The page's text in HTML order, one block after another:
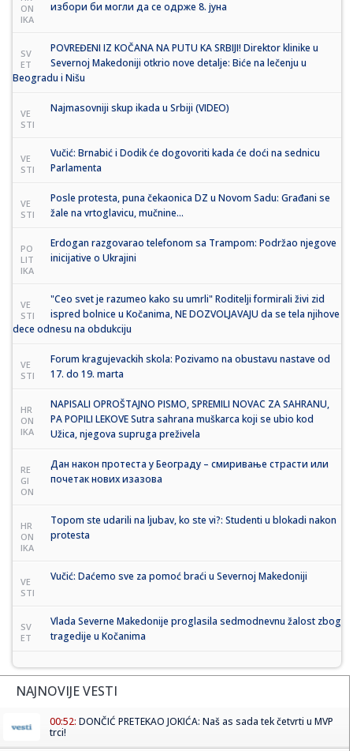
ON
IKA
избори би могли да се одрже 8. јуна
SV
ET
POVREĐENI IZ KOČANA NA PUTU KA SRBIJI! Direktor klinike u
Severnoj Makedoniji otkrio nove detalje: Biće na lečenju u
Beogradu i Nišu
VE
STI
Najmasovniji skup ikada u Srbiji (VIDEO)
VE
STI
Vučić: Brnabić i Dodik će dogovoriti kada će doći na sednicu
Parlamenta
VE
STI
Posle protesta, puna čekaonica DZ u Novom Sadu: Građani se
žale na vrtoglavicu, mučnine…
PO
LIT
IKA
Erdogan razgovarao telefonom sa Trampom: Podržao njegove
inicijative o Ukrajini
VE
STI
"Ceo svet je razumeo kako su umrli" Roditelji formirali živi zid
ispred bolnice u Kočanima, NE DOZVOLJAVAJU da se tela njihove
dece odnesu na obdukciju
VE
STI
Forum kragujevackih skola: Pozivamo na obustavu nastave od
17. do 19. marta
HR
ON
IKA
NAPISALI OPROŠTAJNO PISMO, SPREMILI NOVAC ZA SAHRANU,
PA POPILI LEKOVE Sutra sahrana muškarca koji se ubio kod
Užica, njegova supruga preživela
RE
GI
ON
Дан након протеста у Београду – смиривање страсти или
почетак нових изазова
HR
ON
IKA
Topom ste udarili na ljubav, ko ste vi?: Studenti u blokadi nakon
protesta
VE
STI
Vučić: Daćemo sve za pomoć braći u Severnoj Makedoniji
SV
ET
Vlada Severne Makedonije proglasila sedmodnevnu žalost zbog
tragedije u Kočanima
NAJNOVIJE VESTI
00:52: DONČIĆ PRETEKAO JOKIĆA: Naš as sada tek četvrti u MVP
trci!